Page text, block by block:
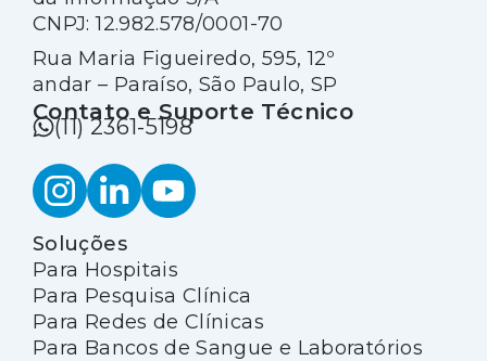
CNPJ: 12.982.578/0001-70
Rua Maria Figueiredo, 595, 12º
andar – Paraíso, São Paulo, SP
Contato e Suporte Técnico
(11) 2361-5198
Soluções
Para Hospitais
Para Pesquisa Clínica
Para Redes de Clínicas
Para Bancos de Sangue e Laboratórios